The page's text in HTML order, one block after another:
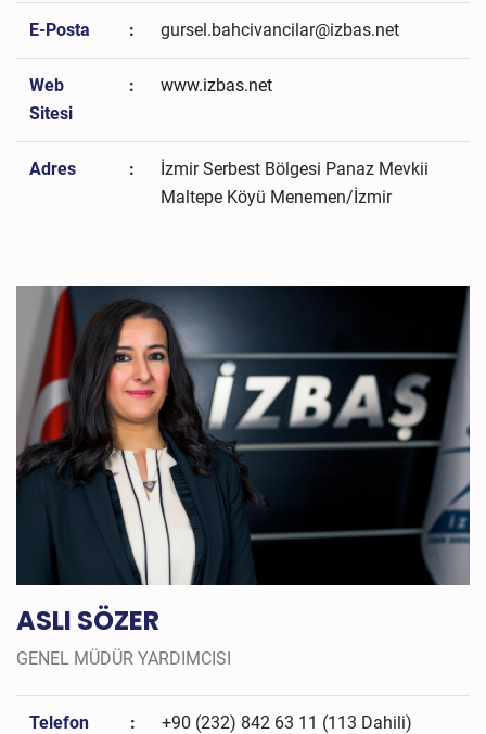
E-Posta : gursel.bahcivancilar@izbas.net
Web
Sitesi
: www.izbas.net
Adres :
İzmir Serbest Bölgesi Panaz Mevkii
Maltepe Köyü Menemen/İzmir
ASLI SÖZER
GENEL MÜDÜR YARDIMCISI
Telefon : +90 (232) 842 63 11 (113 Dahili)